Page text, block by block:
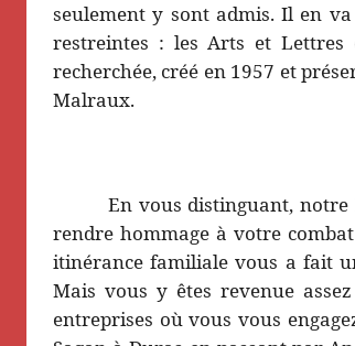
seulement y sont admis. Il en
restreintes : les Arts et Lettres
recherchée, créé en 1957 et
Malraux.
En vous distinguant,
rendre hommage à votre
itinérance familiale vous a fait
Mais vous y êtes revenue
entreprises où vous vous